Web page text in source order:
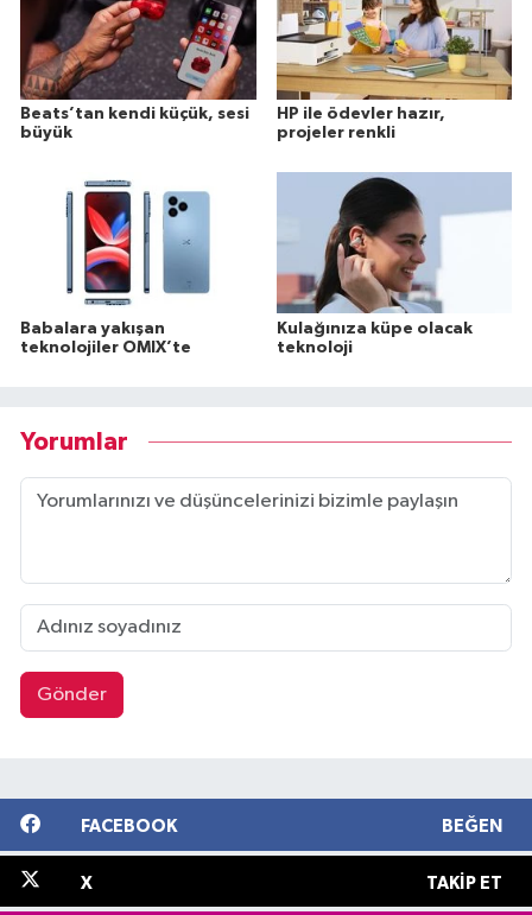
Beats’tan kendi küçük, sesi
büyük
HP ile ödevler hazır,
projeler renkli
Babalara yakışan
teknolojiler OMIX’te
Kulağınıza küpe olacak
teknoloji
Yorumlar
Gönder
FACEBOOK BEĞEN
X TAKIP ET